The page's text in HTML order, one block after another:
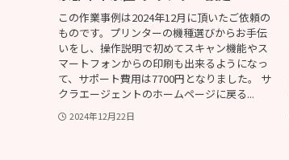
この作業事例は2024年12月に頂いたご依頼の
ものです。プリンターの機種選びからお手伝
いをし、操作説明で初めてスキャン機能やス
マートフォンからの印刷も出来るようになっ
て、サポート費用は7700円となりました。 サ
クラエージェントのホームページに戻る...
2024年12月22日